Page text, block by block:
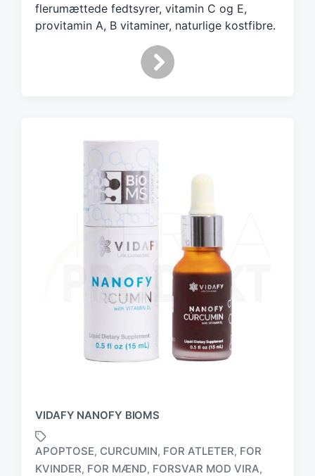
flerumættede fedtsyrer, vitamin C og E,
provitamin A, B vitaminer, naturlige kostfibre.
VIDAFY NANOFY BIOMS
APOPTOSE, CURCUMIN, FOR ATLETER, FOR
KVINDER, FOR MÆND, FORSVAR MOD VIRA,